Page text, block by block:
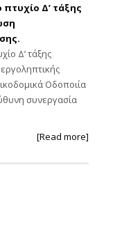
πτυχίο Δ’ τάξης
Δ’ τάξης
Οδοποιία
συνεργασία
[Read more]